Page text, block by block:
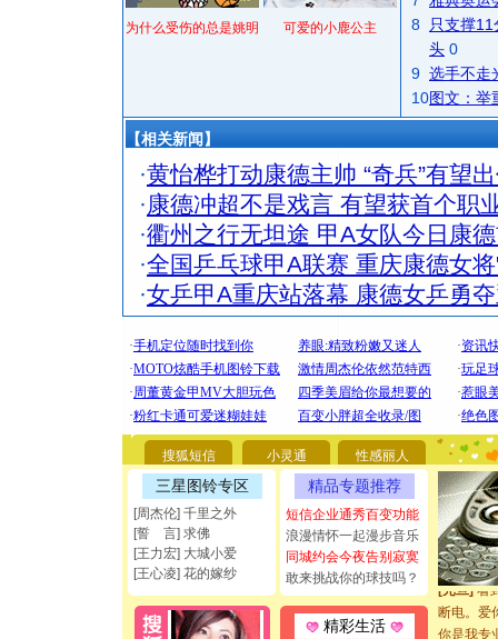
为什么受伤的总是姚明 可爱的小鹿公主
8
只支撑
头 0
9 选手不走
10图文：举
【相关新闻】
·黄怡桦打动康德主帅 “奇兵”有望
·康德冲超不是戏言 有望获首个职
·衢州之行无坦途 甲A女队今日康
·全国乒乓球甲A联赛 重庆康德女
·女乒甲A重庆站落幕 康德女乒勇
搜狐短信 小灵通 性感丽人
三星图铃专区
[周杰伦] 千里之外
[誓 言] 求佛
[王力宏] 大城小爱
[王心凌] 花的嫁纱
精品专题推荐
短信企业通秀百变功能
浪漫情怀一起漫步音乐
同城约会今夜告别寂寞
敢来挑战你的球技吗？
精彩生活
[圣诞节]
你太多
要平安！
[圣诞节]
能正大光
都要快乐
[圣诞节]
如意,快
[元旦]看
断电。爱
你是我专